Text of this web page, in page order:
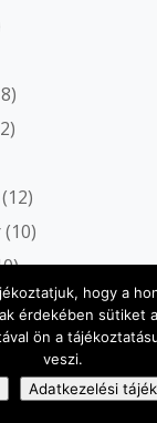
(10)
(13)
(6)
hogy a
érdekében sütiket
ön a
veszi.
Adatkezelési